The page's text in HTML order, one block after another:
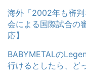
海外「2002年も審
会による国際試合の
応】
BABYMETALの
行けるとしたら、ど